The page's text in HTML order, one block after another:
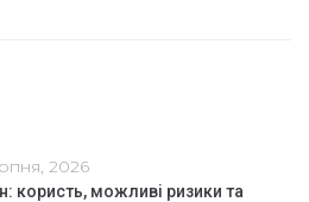
2026
користь, можливі ризики та